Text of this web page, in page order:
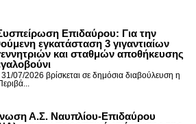
Επιδαύρου: Για την
εγκατάσταση 3 γιγαντιαίων
και σταθμών αποθήκευσης
31/07/2026 βρίσκεται σε δημόσια διαβούλευση η
Α.Σ. Ναυπλίου-Επιδαύρου